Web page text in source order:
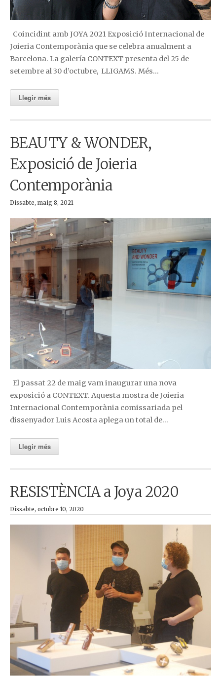
Coincidint amb JOYA 2021 Exposició Internacional de
Joieria Contemporània que se celebra anualment a
Barcelona. La galería CONTEXT presenta del 25 de
setembre al 30 d’octubre, LLIGAMS. Més…
Llegir més
BEAUTY & WONDER,
Exposició de Joieria
Contemporània
Dissabte, maig 8, 2021
El passat 22 de maig vam inaugurar una nova
exposició a CONTEXT. Aquesta mostra de Joieria
Internacional Contemporània comissariada pel
dissenyador Luis Acosta aplega un total de…
Llegir més
RESISTÈNCIA a Joya 2020
Dissabte, octubre 10, 2020